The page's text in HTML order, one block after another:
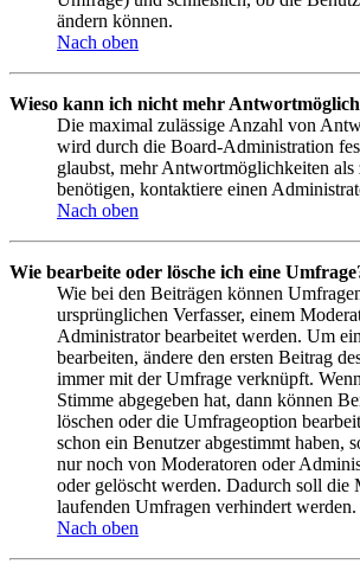
ändern können.
Nach oben
Wieso kann ich nicht mehr
Die maximal zulässige Anzahl von
wird durch die Board-Administration
glaubst, mehr Antwortmöglichkeiten als
benötigen, kontaktiere einen
Nach oben
Wie bearbeite oder lösche ich eine
Wie bei den Beiträgen können
ursprünglichen Verfasser, einem
Administrator bearbeitet werden. Um
bearbeiten, ändere den ersten Beitrag
immer mit der Umfrage verknüpft.
Stimme abgegeben hat, dann können
löschen oder die Umfrageoption
schon ein Benutzer abgestimmt haben,
nur noch von Moderatoren oder
oder gelöscht werden. Dadurch soll die
laufenden Umfragen verhindert werden.
Nach oben